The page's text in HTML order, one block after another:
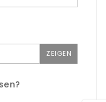
ZEIGEN